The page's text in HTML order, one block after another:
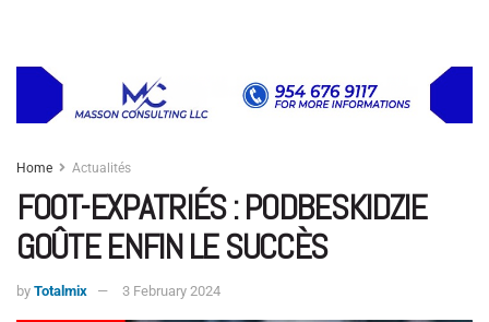
Home Actualités
FOOT-EXPATRIÉS : PODBESKIDZIE
GOÛTE ENFIN LE SUCCÈS
by Totalmix 3 February 2024